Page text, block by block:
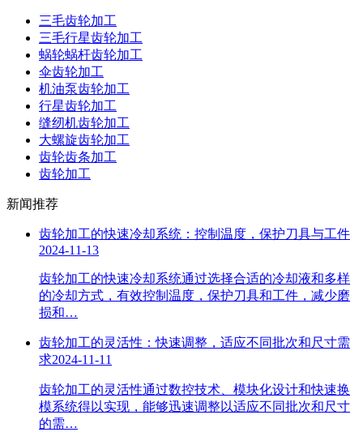
三毛齿轮加工
三毛行星齿轮加工
蜗轮蜗杆齿轮加工
伞齿轮加工
机油泵齿轮加工
行星齿轮加工
缝纫机齿轮加工
大螺旋齿轮加工
齿轮齿条加工
齿轮加工
新闻推荐
齿轮加工的快速冷却系统：控制温度，保护刀具与工件
2024-11-13
齿轮加工的快速冷却系统通过选择合适的冷却液和多样
的冷却方式，有效控制温度，保护刀具和工件，减少磨
损和…
齿轮加工的灵活性：快速调整，适应不同批次和尺寸需
求2024-11-11
齿轮加工的灵活性通过数控技术、模块化设计和快速换
模系统得以实现，能够迅速调整以适应不同批次和尺寸
的需…